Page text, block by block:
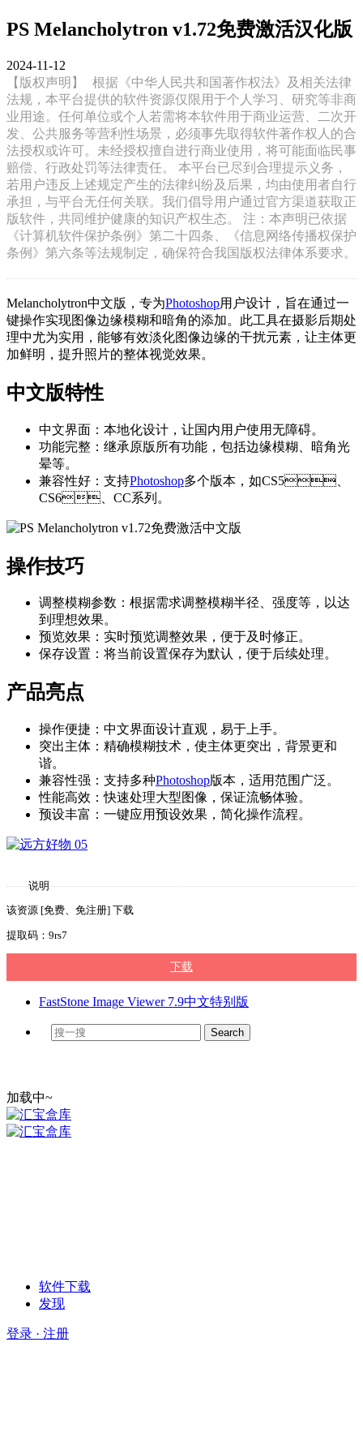
PS Melancholytron v1.72免费激活汉化版
2024-11-12
【版权声明】
根据《中华人民共和国著作权法》及相关法律
法规，本平台提供的软件资源仅限用于个人学习、研究等非商
业用途。任何单位或个人若需将本软件用于商业运营、二次开
发、公共服务等营利性场景，必须事先取得软件著作权人的合
法授权或许可。未经授权擅自进行商业使用，将可能面临民事
赔偿、行政处罚等法律责任。 本平台已尽到合理提示义务，
若用户违反上述规定产生的法律纠纷及后果，均由使用者自行
承担，与平台无任何关联。我们倡导用户通过官方渠道获取正
版软件，共同维护健康的知识产权生态。 注：本声明已依据
《计算机软件保护条例》第二十四条、《信息网络传播权保护
条例》第六条等法规制定，确保符合我国版权法律体系要求。
Melancholytron中文版，专为Photoshop用户设计，旨在通过一
键操作实现图像边缘模糊和暗角的添加。此工具在摄影后期处
理中尤为实用，能够有效淡化图像边缘的干扰元素，让主体更
加鲜明，提升照片的整体视觉效果。
中文版特性
中文界面：本地化设计，让国内用户使用无障碍。
功能完整：继承原版所有功能，包括边缘模糊、暗角光
晕等。
兼容性好：支持Photoshop多个版本，如CS5、
CS6、CC系列。
操作技巧
调整模糊参数：根据需求调整模糊半径、强度等，以达
到理想效果。
预览效果：实时预览调整效果，便于及时修正。
保存设置：将当前设置保存为默认，便于后续处理。
产品亮点
操作便捷：中文界面设计直观，易于上手。
突出主体：精确模糊技术，使主体更突出，背景更和
谐。
兼容性强：支持多种Photoshop版本，适用范围广泛。
性能高效：快速处理大型图像，保证流畅体验。
预设丰富：一键应用预设效果，简化操作流程。
说明
该资源 [免费、免注册] 下载
提取码：9rs7
下载
FastStone Image Viewer 7.9中文特别版
加载中~
软件下载
发现
登录 · 注册